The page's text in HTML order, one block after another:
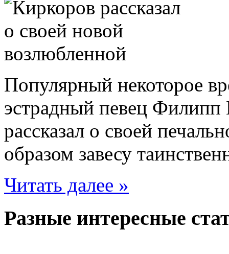
Популярный некоторое
эстрадный певец Филипп
рассказал о своей
образом завесу
Читать далее »
Разные интересные